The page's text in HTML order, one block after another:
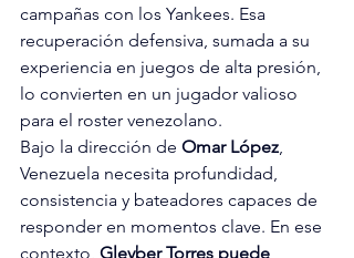
campañas con los Yankees. Esa
recuperación defensiva, sumada a su
experiencia en juegos de alta presión,
lo convierten en un jugador valioso
para el roster venezolano.
Bajo la dirección de Omar López,
Venezuela necesita profundidad,
consistencia y bateadores capaces de
responder en momentos clave. En ese
contexto, Gleyber Torres puede